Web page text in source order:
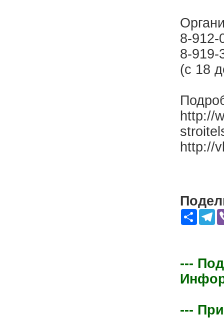
8-912-
8-919-
(с 18
http://
http://
Share
---
---